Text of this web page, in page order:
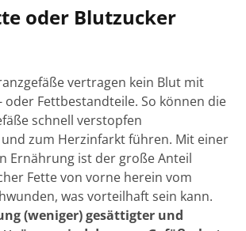
oder Blutzucker
vertragen kein Blut mit
oder Fettbestandteile. So können die
schnell verstopfen
zum Herzinfarkt führen. Mit einer
Ernährung ist der große Anteil
Fette von vorne herein vom
was vorteilhaft sein kann.
(weniger) gesättigter und